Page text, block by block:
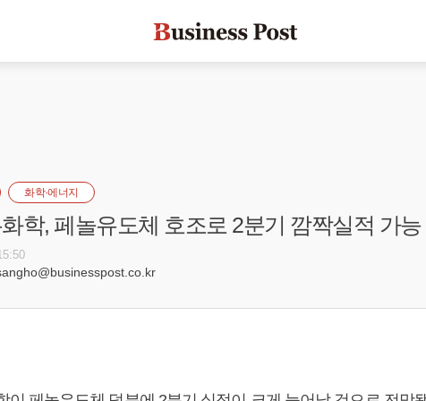
화학·에너지
학, 페놀유도체 호조로 2분기 깜짝실적 가능